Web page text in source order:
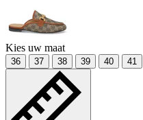
Kies uw maat
36 37 38 39 40 41